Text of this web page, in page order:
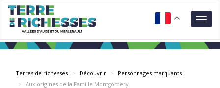
Aller
contenu
principal
Terres de richesses Découvrir
Personnages marquants
Aux origines de la Famille Montgomery
Panneau de gestion des cookies